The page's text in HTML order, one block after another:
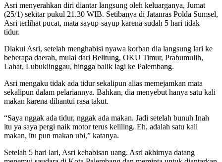
Asri menyerahkan diri diantar langsung oleh keluarganya, Jumat
(25/1) sekitar pukul 21.30 WIB. Setibanya di Jatanras Polda Sumsel,
Asri terlihat pucat, mata sayup-sayup karena sudah 5 hari tidak
tidur.
Diakui Asri, setelah menghabisi nyawa korban dia langsung lari ke
beberapa daerah, mulai dari Belitung, OKU Timur, Prabumulih,
Lahat, Lubuklinggau, hingga balik lagi ke Palembang.
Asri mengaku tidak ada tidur sekalipun alias memejamkan mata
sekalipun dalam pelariannya. Bahkan, dia menyebut hanya satu kali
makan karena dihantui rasa takut.
“Saya nggak ada tidur, nggak ada makan. Jadi setelah bunuh Inah
itu ya saya pergi naik motor terus keliling. Eh, adalah satu kali
makan, itu pun makan ubi,” katanya.
Setelah 5 hari lari, Asri kehabisan uang. Asri akhirnya datang